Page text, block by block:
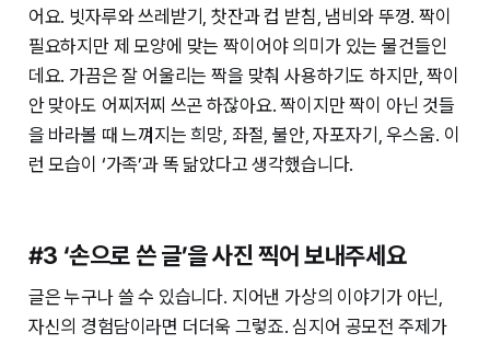
어요. 빗자루와 쓰레받기, 찻잔과 컵 받침, 냄비와 뚜껑. 짝이
필요하지만 제 모양에 맞는 짝이어야 의미가 있는 물건들인
데요. 가끔은 잘 어울리는 짝을 맞춰 사용하기도 하지만, 짝이
안 맞아도 어찌저찌 쓰곤 하잖아요. 짝이지만 짝이 아닌 것들
을 바라볼 때 느껴지는 희망, 좌절, 불안, 자포자기, 우스움. 이
런 모습이 ‘가족’과 똑 닮았다고 생각했습니다.
#3 ‘손으로 쓴 글’을 사진 찍어 보내주세요
글은 누구나 쓸 수 있습니다. 지어낸 가상의 이야기가 아닌,
자신의 경험담이라면 더더욱 그렇죠. 심지어 공모전 주제가